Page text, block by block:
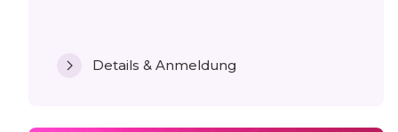
Details & Anmeldung